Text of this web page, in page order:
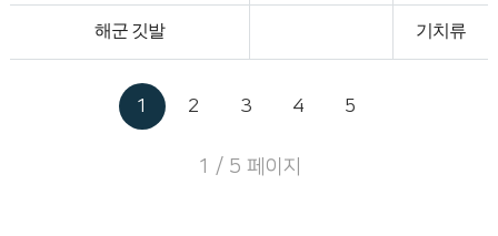
해군 깃발 기치류
1 2 3 4 5
1 / 5 페이지